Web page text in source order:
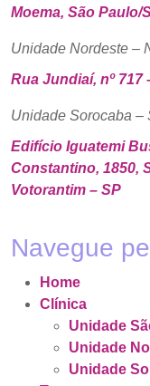
Moema, São Paulo/
Unidade Nordeste –
Rua Jundiaí, nº 717
Unidade Sorocaba –
Edifício Iguatemi
Constantino, 1850,
Votorantim – SP
Navegue
Home
Clínica
Unidade
Unidade
Unidade